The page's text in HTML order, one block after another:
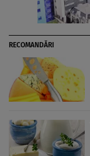
RECOMANDĂRI